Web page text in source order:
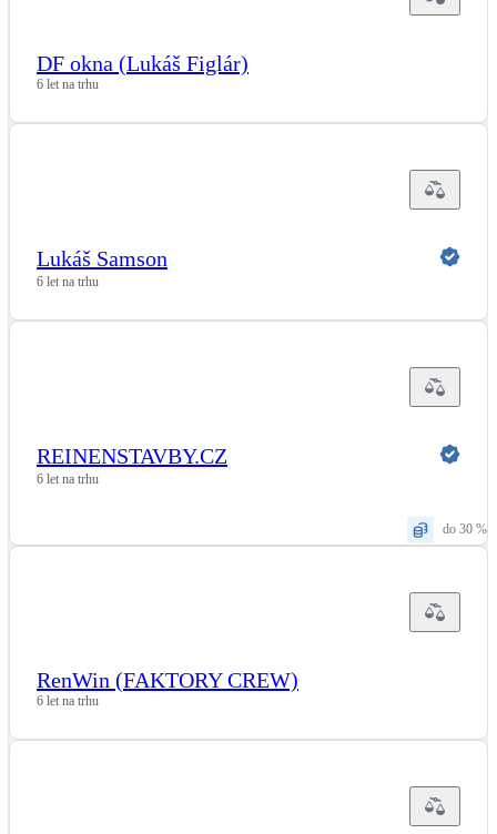
DF okna (Lukáš Figlár)
6 let na trhu
Lukáš Samson
6 let na trhu
REINENSTAVBY.CZ
6 let na trhu
do 30 %
RenWin (FAKTORY CREW)
6 let na trhu